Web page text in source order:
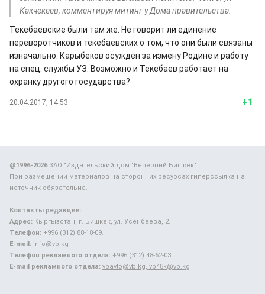
Какчекеев, комментируя митинг у Дома правительства.
Текебаевские были там же. Не говорит ли единение
переворотчиков и текебаевских о том, что они были связаны
изначально. Карыбеков осужден за измену Родине и работу
на спец. службы УЗ. Возможно и Текебаев работает на
охранку другого государства?
20.04.2017, 14:53 +1
@1996-2026ЗАО "Издательский дом "Вечерний Бишкек"
При размещении материалов на сторонних ресурсах гиперссылка на
источник обязательна.
Контакты редакции:
Адрес: Кыргызстан, г. Бишкек, ул. Усенбаева, 2.
Телефон: +996 (312) 88-18-09.
E-mail: info@vb.kg
Телефон рекламного отдела: +996 (312) 48-62-03.
E-mail рекламного отдела: vbavto@vb.kg, vb48k@vb.kg